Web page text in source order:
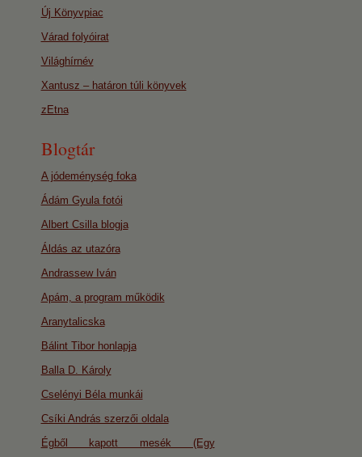
Új Könyvpiac
Várad folyóirat
Világhírnév
Xantusz – határon túli könyvek
zEtna
Blogtár
A jódeménység foka
Ádám Gyula fotói
Albert Csilla blogja
Áldás az utazóra
Andrassew Iván
Apám, a program működik
Aranytalicska
Bálint Tibor honlapja
Balla D. Károly
Cselényi Béla munkái
Csíki András szerzői oldala
Égből kapott mesék (Egy